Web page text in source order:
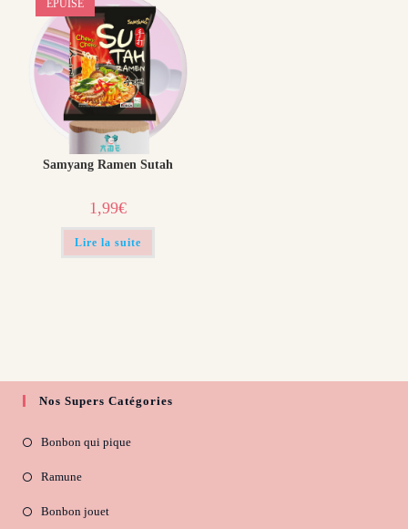
ÉPUISÉ
Samyang Ramen Sutah
1,99€
Lire la suite
Nos Supers Catégories
Bonbon qui pique
Ramune
Bonbon jouet